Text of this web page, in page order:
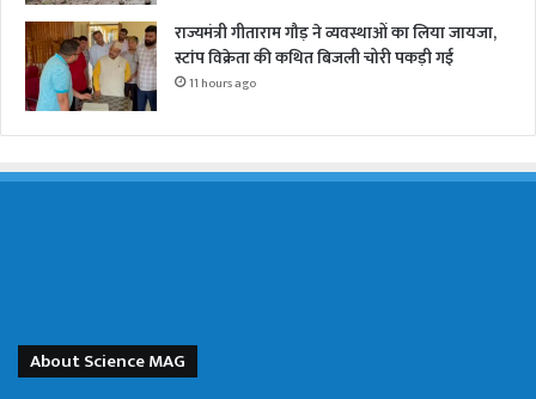
राज्यमंत्री गीताराम गौड़ ने व्यवस्थाओं का लिया जायजा,
स्टांप विक्रेता की कथित बिजली चोरी पकड़ी गई
11 hours ago
About Science MAG